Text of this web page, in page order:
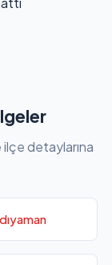
detaylarına